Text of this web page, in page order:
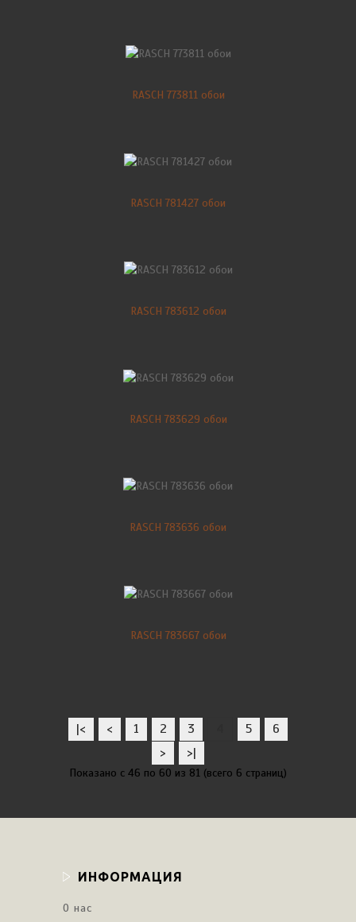
RASCH 773811 обои
RASCH 781427 обои
RASCH 783612 обои
RASCH 783629 обои
RASCH 783636 обои
RASCH 783667 обои
|< < 1 2 3 5
6
>
>|
Показано с 46 по 60 из 81 (всего 6 страниц)
ИНФОРМАЦИЯ
О нас